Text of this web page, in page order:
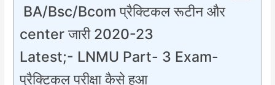
BA/Bsc/Bcom प्रैक्टिकल रूटीन और
center जारी 2020-23
Latest;- LNMU Part- 3 Exam-
प्रैक्टिकल परीक्षा कैसे हुआ